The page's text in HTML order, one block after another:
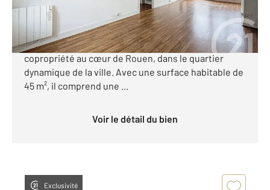
Découvrez cet appartement de 2 pièces refait à
neuf, situé au 3ème et dernier étage d'une petite
copropriété au cœur de Rouen, dans le quartier
dynamique de la ville. Avec une surface habitable de
45 m², il comprend une ...
Voir le détail du bien
Exclusivité